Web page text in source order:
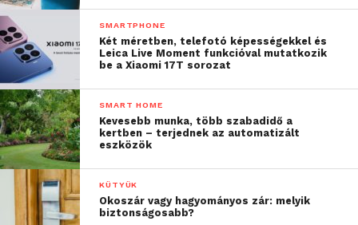
SMARTPHONE
Két méretben, telefotó képességekkel és
Leica Live Moment funkcióval mutatkozik
be a Xiaomi 17T sorozat
SMART HOME
Kevesebb munka, több szabadidő a
kertben – terjednek az automatizált
eszközök
KÜTYÜK
Okoszár vagy hagyományos zár: melyik
biztonságosabb?